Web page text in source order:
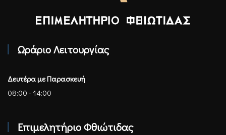
Ωράριο Λειτουργίας
Δευτέρα με Παρασκευή
08:00 - 14:00
Επιμελητήριο Φθιώτιδας